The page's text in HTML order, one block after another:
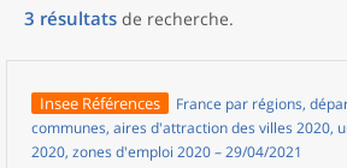
3 résultats de recherche.
Insee Références
France par régions,
communes, aires d'attraction des villes 2020,
2020, zones d'emploi 2020 – 29/04/2021